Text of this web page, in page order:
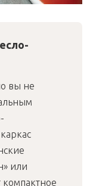
вы не
или